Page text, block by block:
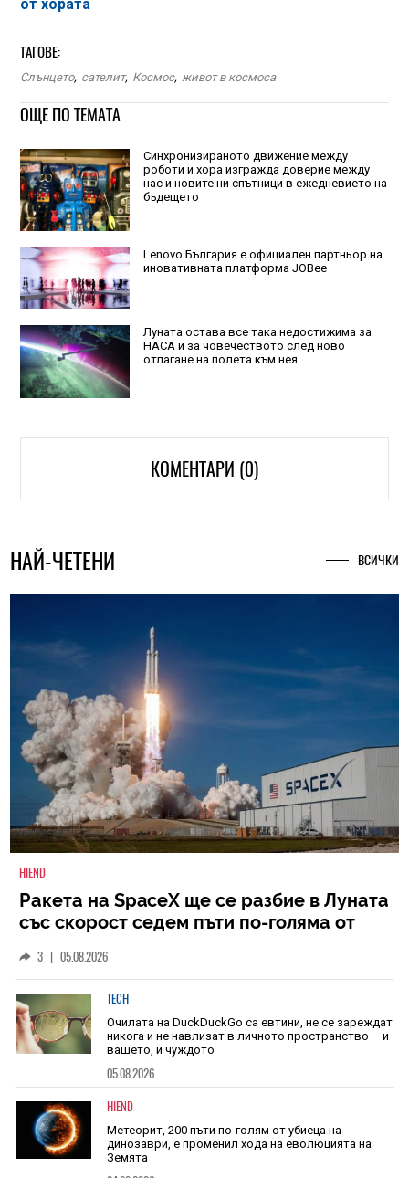
от хората
ТАГОВЕ:
Слънцето, сателит, Космос, живот в космоса
ОЩЕ ПО ТЕМАТА
Синхронизираното движение между
роботи и хора изгражда доверие между
нас и новите ни спътници в ежедневието на
бъдещето
Lenovo България е официален партньор на
иновативната платформа JOBee
Луната остава все така недостижима за
НАСА и за човечеството след ново
отлагане на полета към нея
КОМЕНТАРИ (0)
НАЙ-ЧЕТЕНИ ВСИЧКИ
HIEND
Ракета на SpaceX ще се разбие в Луната
със скорост седем пъти по-голяма от
3 | 05.08.2026
TECH
Очилата на DuckDuckGo са евтини, не се зареждат
никога и не навлизат в личното пространство – и
вашето, и чуждото
05.08.2026
HIEND
Метеорит, 200 пъти по-голям от убиеца на
динозаври, е променил хода на еволюцията на
Земята